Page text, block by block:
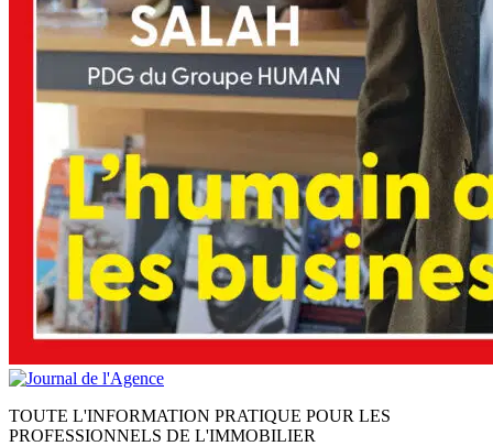
TOUTE L'INFORMATION PRATIQUE POUR LES
PROFESSIONNELS DE L'IMMOBILIER